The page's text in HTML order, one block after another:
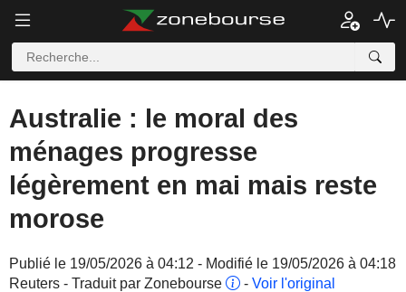
Australie : le moral des
ménages progresse
légèrement en mai mais reste
morose
Publié le 19/05/2026 à 04:12 - Modifié le 19/05/2026 à 04:18
Reuters - Traduit par Zonebourse
- Voir l'original